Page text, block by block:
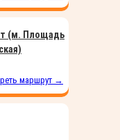
(м. Площадь
маршрут →